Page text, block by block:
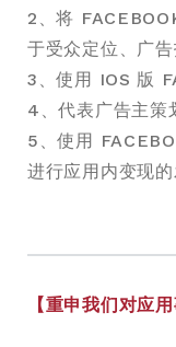
2、将
于受众定位、广
3、使用 IOS 版
4、代表广告主策
5、使用
进行应用内变现
【重申我们对应